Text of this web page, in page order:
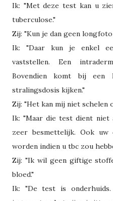
Ik: "Met deze test kan u
tuberculose."
Zij: "Kun je dan geen longfoto
Ik: "Daar kun je enkel
vaststellen. Een
Bovendien komt bij een
stralingsdosis kijken."
Zij: "Het kan mij niet schelen
Ik: "Maar die test dient niet
zeer besmettelijk. Ook uw
worden indien u tbc zou
Zij: "Ik wil geen giftige
bloed."
Ik: "De test is